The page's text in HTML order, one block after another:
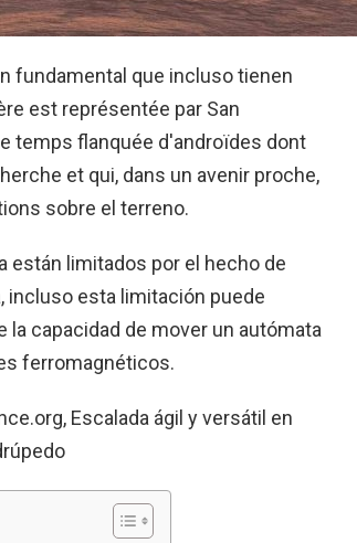
fundamental que incluso tienen
est représentée par San
temps flanquée d'androïdes dont
et qui, dans un avenir proche,
sobre el terreno.
están limitados por el hecho de
incluso esta limitación puede
capacidad de mover un autómata
ferromagnéticos.
Escalada ágil y versátil en